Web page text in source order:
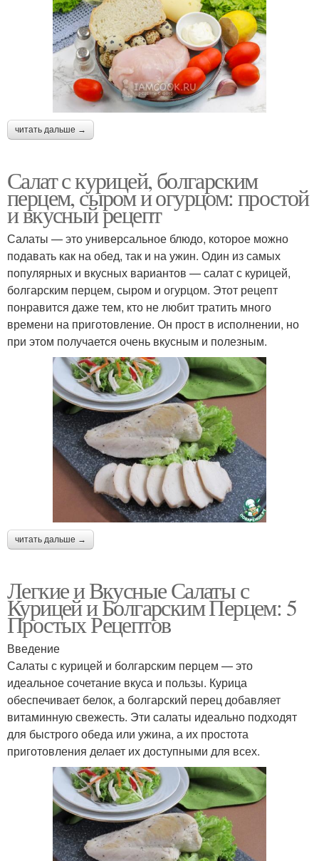
читать дальше →
Салат с курицей, болгарским
перцем, сыром и огурцом: простой
и вкусный рецепт
Салаты — это универсальное блюдо, которое можно
подавать как на обед, так и на ужин. Один из самых
популярных и вкусных вариантов — салат с курицей,
болгарским перцем, сыром и огурцом. Этот рецепт
понравится даже тем, кто не любит тратить много
времени на приготовление. Он прост в исполнении, но
при этом получается очень вкусным и полезным.
читать дальше →
Легкие и Вкусные Салаты с
Курицей и Болгарским Перцем: 5
Простых Рецептов
Введение
Салаты с курицей и болгарским перцем — это
идеальное сочетание вкуса и пользы. Курица
обеспечивает белок, а болгарский перец добавляет
витаминную свежесть. Эти салаты идеально подходят
для быстрого обеда или ужина, а их простота
приготовления делает их доступными для всех.